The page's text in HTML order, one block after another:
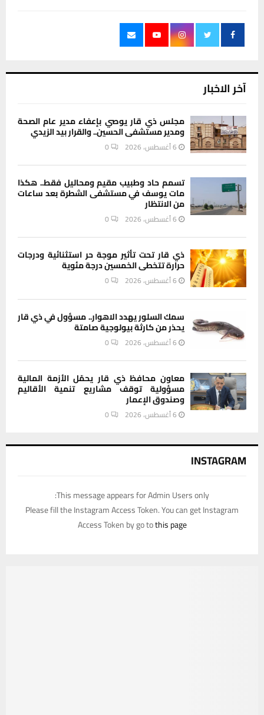
آخر الاخبار
مجلس ذي قار يوصي بإعفاء مدير عام الصحة
ومدير مستشفى الحسين.. والقرار بيد الزيدي
6 أغسطس، 2026 0
تسمم حاد وطبيب مقيم ومحاليل فقط.. هكذا
مات يوسف في مستشفى الشطرة بعد ساعات
من الانتظار
6 أغسطس، 2026 0
ذي قار تحت تأثير موجة حر استثنائية ودرجات
حرارة تتخطى الخمسين درجة مئوية
6 أغسطس، 2026 0
سمك السلور يهدد الاهوار.. مسؤول في ذي قار
يحذر من كارثة بيولوجية صامتة
6 أغسطس، 2026 0
معاون محافظ ذي قار يحمّل الأزمة المالية
مسؤولية توقف مشاريع تنمية الأقاليم
وصندوق الإعمار
6 أغسطس، 2026 0
INSTAGRAM
This message appears for Admin Users only:
Please fill the Instagram Access Token. You can get Instagram
Access Token by go tothis page